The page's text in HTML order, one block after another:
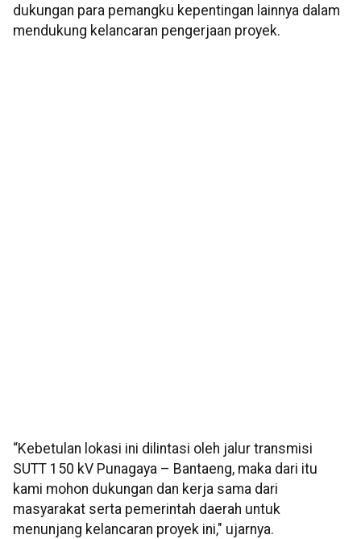
dukungan para pemangku kepentingan lainnya dalam
mendukung kelancaran pengerjaan proyek.
“Kebetulan lokasi ini dilintasi oleh jalur transmisi
SUTT 150 kV Punagaya – Bantaeng, maka dari itu
kami mohon dukungan dan kerja sama dari
masyarakat serta pemerintah daerah untuk
menunjang kelancaran proyek ini," ujarnya.